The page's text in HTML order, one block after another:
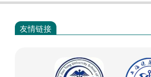
友情链接